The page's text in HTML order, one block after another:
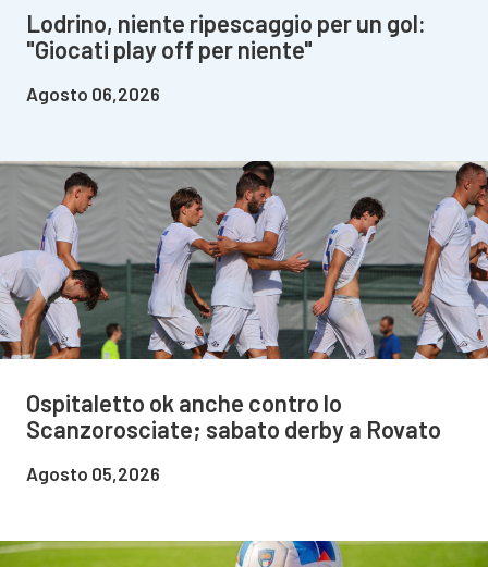
Lodrino, niente ripescaggio per un gol:
"Giocati play off per niente"
Agosto 06,2026
Ospitaletto ok anche contro lo
Scanzorosciate; sabato derby a Rovato
Agosto 05,2026